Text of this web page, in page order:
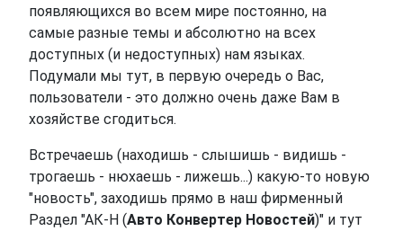
появляющихся во всем мире постоянно, на
самые разные темы и абсолютно на всех
доступных (и недоступных) нам языках.
Подумали мы тут, в первую очередь о Вас,
пользователи - это должно очень даже Вам в
хозяйстве сгодиться.
Встречаешь (находишь - слышишь - видишь -
трогаешь - нюхаешь - лижешь...) какую-то новую
"новость", заходишь прямо в наш фирменный
Раздел "АК-Н (Авто Конвертер Новостей)" и тут